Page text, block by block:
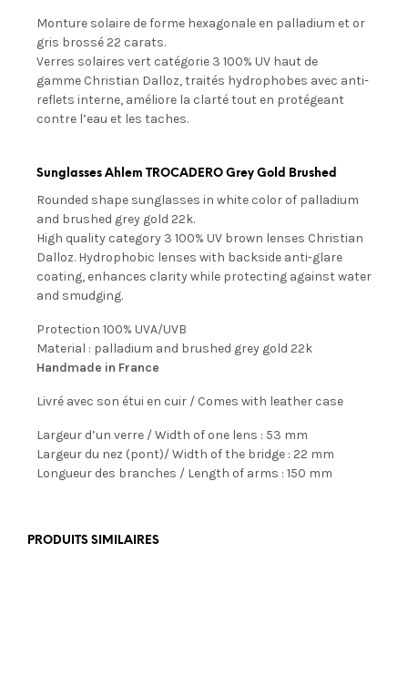
Monture solaire de forme hexagonale en palladium et or
gris brossé 22 carats.
Verres solaires vert catégorie 3 100% UV haut de
gamme Christian Dalloz, traités hydrophobes avec anti-
reflets interne, améliore la clarté tout en protégeant
contre l’eau et les taches.
Sunglasses Ahlem TROCADERO Grey Gold Brushed
Rounded shape sunglasses in white color of palladium
and brushed grey gold 22k.
High quality category 3 100% UV brown lenses Christian
Dalloz. Hydrophobic lenses with backside anti-glare
coating, enhances clarity while protecting against water
and smudging.
Protection 100% UVA/UVB
Material : palladium and brushed grey gold 22k
Handmade in France
Livré avec son étui en cuir / Comes with leather case
Largeur d’un verre / Width of one lens : 53 mm
Largeur du nez (pont)/ Width of the bridge : 22 mm
Longueur des branches / Length of arms : 150 mm
PRODUITS SIMILAIRES